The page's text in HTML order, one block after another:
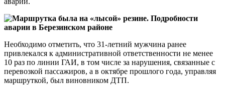
Необходимо отметить, что 31-летний мужчина ранее
привлекался к административной ответственности не менее
10 раз по линии ГАИ, в том числе за нарушения, связанные с
перевозкой пассажиров, а в октябре прошлого года, управляя
маршруткой, был виновником ДТП.